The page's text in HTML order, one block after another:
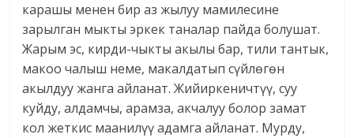
карашы менен бир аз жылуу мамилесине
зарылган мыкты эркек таналар пайда болушат.
Жарым эс, кирди-чыкты акылы бар, тили тантык,
макоо чалыш неме, макалдатып сүйлөгөн
акылдуу жанга айланат. Жийиркеничтүү, суу
куйду, алдамчы, арамза, акчалуу болор замат
кол жеткис маанилүү адамга айланат. Мурду,